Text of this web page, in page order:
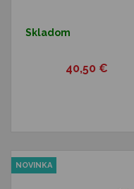
Skladom
40,50 €
NOVINKA